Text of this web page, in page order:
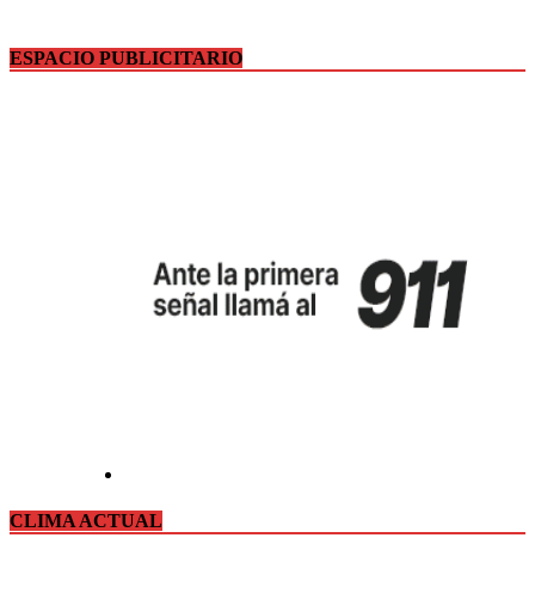
ESPACIO PUBLICITARIO
CLIMA ACTUAL